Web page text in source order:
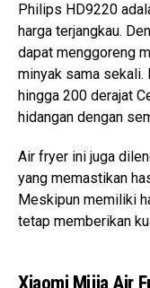
Philips HD9220
harga terjangkau.
dapat menggoreng
minyak sama sekali.
hingga 200 derajat
hidangan dengan
Air fryer ini juga
yang memastikan
Meskipun memiliki
tetap memberikan
Xiaomi Mijia Air